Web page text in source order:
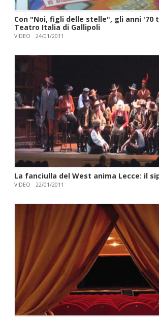
Con "Noi, figli delle stelle", gli anni '70
Teatro Italia di Gallipoli
VIDEO 24/01/2011
La fanciulla del West anima Lecce: il
VIDEO 22/01/2011